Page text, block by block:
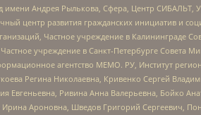
Андрея Рылькова, Сфера, Центр
центр развития гражданских инициатив и
Частное учреждение в Калининграде
учреждение в Санкт-Петербурге Совета
агентство МЕМО. РУ, Институт
Регина Николаевна, Кривенко Сергей
Евгеньевна, Ривина Анна Валерьевна, Бойко
Ароновна, Шведов Григорий Сергеевич,